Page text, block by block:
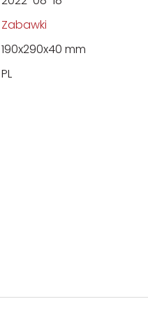
Zabawki
190x290x40 mm
PL